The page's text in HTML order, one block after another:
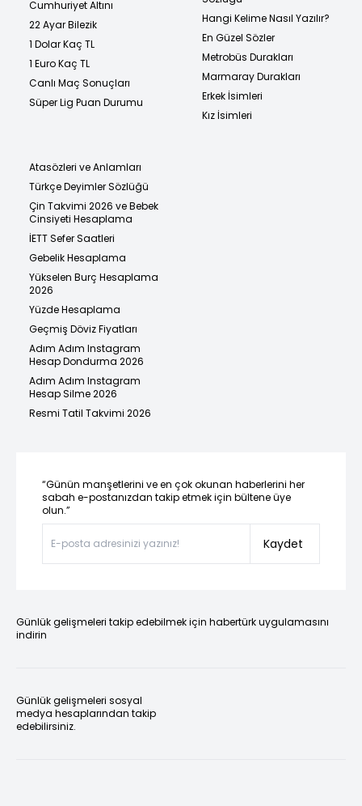
Cumhuriyet Altını
22 Ayar Bilezik
1 Dolar Kaç TL
1 Euro Kaç TL
Canlı Maç Sonuçları
Süper Lig Puan Durumu
Hangi Kelime Nasıl Yazılır?
En Güzel Sözler
Metrobüs Durakları
Marmaray Durakları
Erkek İsimleri
Kız İsimleri
Atasözleri ve Anlamları
Türkçe Deyimler Sözlüğü
Çin Takvimi 2026 ve Bebek
Cinsiyeti Hesaplama
İETT Sefer Saatleri
Gebelik Hesaplama
Yükselen Burç Hesaplama
2026
Yüzde Hesaplama
Geçmiş Döviz Fiyatları
Adım Adım Instagram
Hesap Dondurma 2026
Adım Adım Instagram
Hesap Silme 2026
Resmi Tatil Takvimi 2026
“Günün manşetlerini ve en çok okunan haberlerini her
sabah e-postanızdan takip etmek için bültene üye
olun.”
Kaydet
Günlük gelişmeleri takip edebilmek için habertürk uygulamasını
indirin
Günlük gelişmeleri sosyal
medya hesaplarından takip
edebilirsiniz.